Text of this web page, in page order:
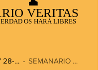
VERITAS
OS HARÁ LIBRES
SV 28-12-2025
SEMANARIO VERITAS RADIO